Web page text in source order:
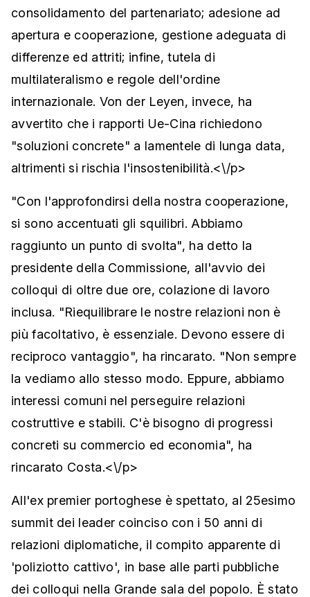
consolidamento del partenariato; adesione ad
apertura e cooperazione, gestione adeguata di
differenze ed attriti; infine, tutela di
multilateralismo e regole dell'ordine
internazionale. Von der Leyen, invece, ha
avvertito che i rapporti Ue-Cina richiedono
"soluzioni concrete" a lamentele di lunga data,
altrimenti si rischia l'insostenibilità.<\/p>
"Con l'approfondirsi della nostra cooperazione,
si sono accentuati gli squilibri. Abbiamo
raggiunto un punto di svolta", ha detto la
presidente della Commissione, all'avvio dei
colloqui di oltre due ore, colazione di lavoro
inclusa. "Riequilibrare le nostre relazioni non è
più facoltativo, è essenziale. Devono essere di
reciproco vantaggio", ha rincarato. "Non sempre
la vediamo allo stesso modo. Eppure, abbiamo
interessi comuni nel perseguire relazioni
costruttive e stabili. C'è bisogno di progressi
concreti su commercio ed economia", ha
rincarato Costa.<\/p>
All'ex premier portoghese è spettato, al 25esimo
summit dei leader coinciso con i 50 anni di
relazioni diplomatiche, il compito apparente di
'poliziotto cattivo', in base alle parti pubbliche
dei colloqui nella Grande sala del popolo. È stato